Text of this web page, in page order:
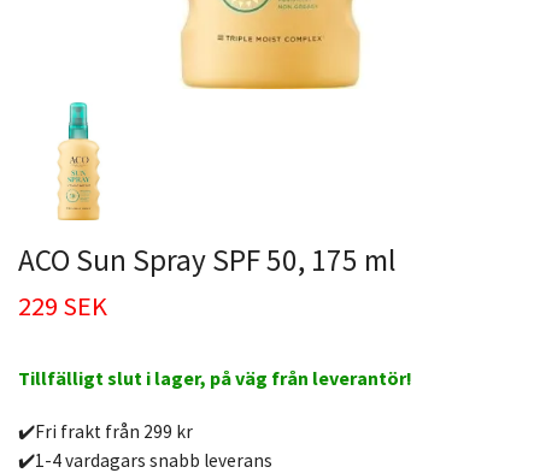
ACO Sun Spray SPF 50, 175 ml
229 SEK
Tillfälligt slut i lager, på väg från leverantör!
✔️Fri frakt från 299 kr
✔️1-4 vardagars snabb leverans